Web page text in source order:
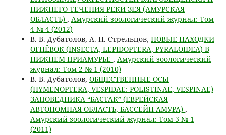
НИЖНЕГО ТЕЧЕНИЯ РЕКИ ЗЕЯ (АМУРСКАЯ
ОБЛАСТЬ) , Амурский зоологический журнал: Том
4 № 4 (2012)
В. В. Дубатолов, А. Н. Стрельцов, НОВЫЕ НАХОДКИ
ОГНЁВОК (INSECTA, LEPIDOPTERA, PYRALOIDEA) В
НИЖНЕМ ПРИАМУРЬЕ , Амурский зоологический
журнал: Том 2 № 1 (2010)
В. В. Дубатолов, ОБЩЕСТВЕННЫЕ ОСЫ
(HYMENOPTERA, VESPIDAE: POLISTINAE, VESPINAE)
ЗАПОВЕДНИКА “БАСТАК” (ЕВРЕЙСКАЯ
АВТОНОМНАЯ ОБЛАСТЬ, БАССЕЙН АМУРА) ,
Амурский зоологический журнал: Том 3 № 1
(2011)